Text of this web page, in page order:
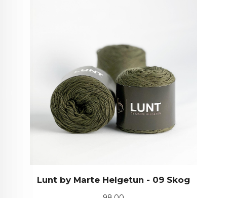
Lunt by Marte Helgetun - 09 Skog